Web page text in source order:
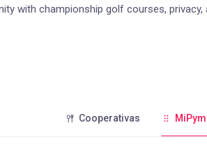
with championship golf courses, privacy,
Cooperativas